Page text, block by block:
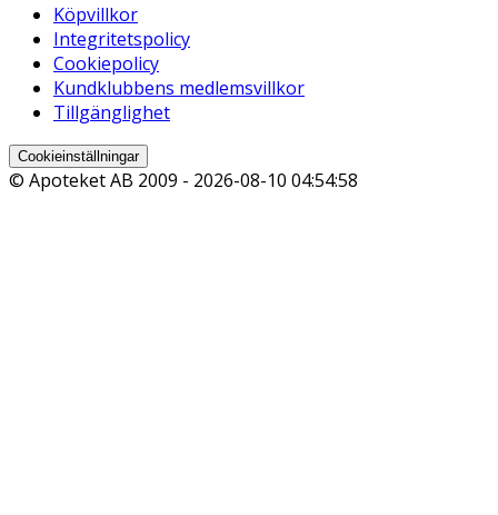
Köpvillkor
Integritetspolicy
Cookiepolicy
Kundklubbens medlemsvillkor
Tillgänglighet
Cookieinställningar
© Apoteket AB 2009 - 2026-08-10 04:54:58